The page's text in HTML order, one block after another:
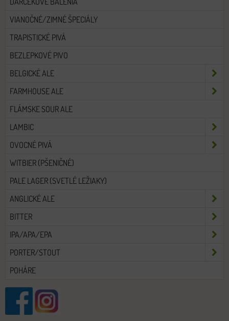
VIANOČNÉ/ZIMNÉ ŠPECIÁLY
TRAPISTICKÉ PIVÁ
BEZLEPKOVÉ PIVO
BELGICKÉ ALE
FARMHOUSE ALE
FLÁMSKE SOUR ALE
LAMBIC
OVOCNÉ PIVÁ
WITBIER (PŠENIČNÉ)
PALE LAGER (SVETLÉ LEŽIAKY)
ANGLICKÉ ALE
BITTER
IPA/APA/EPA
PORTER/STOUT
POHÁRE